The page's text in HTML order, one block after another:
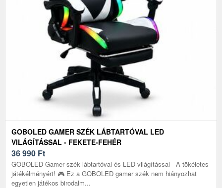
GOBOLED GAMER SZÉK LÁBTARTÓVAL LED
VILÁGÍTÁSSAL - FEKETE-FEHÉR
36 990 Ft
GOBOLED Gamer szék lábtartóval és LED világítással - A tökéletes
játékélményért! 🎮 Ez a GOBOLED gamer szék nem hiányozhat
egyetlen játékos birodalm...